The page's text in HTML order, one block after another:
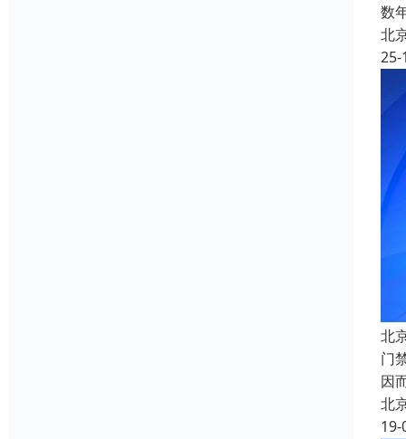
数
北
25-
北
门
因
北
19-